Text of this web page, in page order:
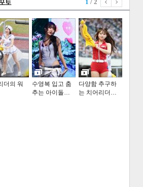
1 / 2
더의 워
수영복 입고 춤
추는 아이돌…
다양함 추구하
는 치어리더…